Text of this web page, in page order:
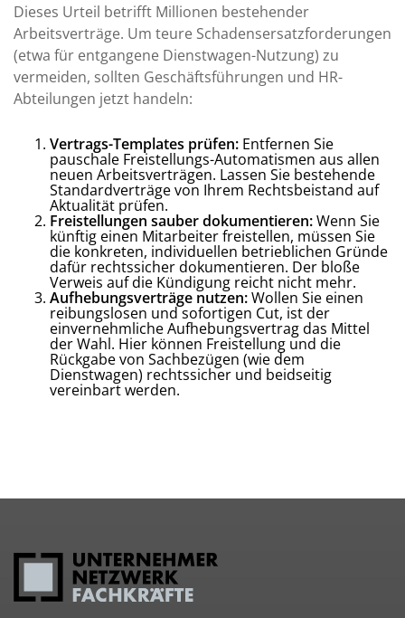
Dieses Urteil betrifft Millionen bestehender
Arbeitsverträge. Um teure Schadensersatzforderungen
(etwa für entgangene Dienstwagen-Nutzung) zu
vermeiden, sollten Geschäftsführungen und HR-
Abteilungen jetzt handeln:
Vertrags-Templates prüfen: Entfernen Sie
pauschale Freistellungs-Automatismen aus allen
neuen Arbeitsverträgen. Lassen Sie bestehende
Standardverträge von Ihrem Rechtsbeistand auf
Aktualität prüfen.
Freistellungen sauber dokumentieren:Wenn Sie
künftig einen Mitarbeiter freistellen, müssen Sie
die konkreten, individuellen betrieblichen Gründe
dafür rechtssicher dokumentieren. Der bloße
Verweis auf die Kündigung reicht nicht mehr.
Aufhebungsverträge nutzen:Wollen Sie einen
reibungslosen und sofortigen Cut, ist der
einvernehmliche Aufhebungsvertrag das Mittel
der Wahl. Hier können Freistellung und die
Rückgabe von Sachbezügen (wie dem
Dienstwagen) rechtssicher und beidseitig
vereinbart werden.